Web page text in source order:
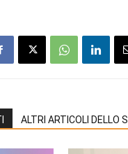
ALTRI ARTICOLI DELLO